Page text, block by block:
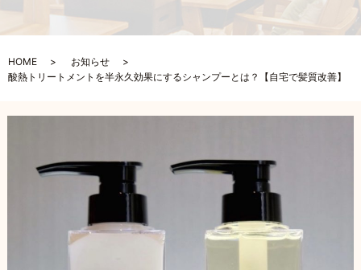
HOME
お知らせ
酸熱トリートメントを半永久効果にするシャンプーとは？【自宅で髪質改善】